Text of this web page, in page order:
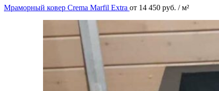
Мраморный ковер Crema Marfil Extra от 14 450 руб. / м²